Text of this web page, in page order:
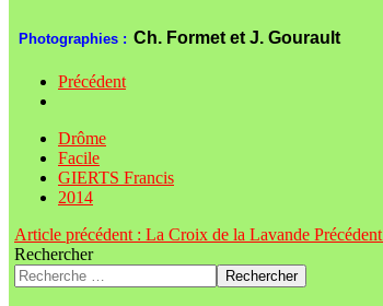
Photographies : Ch. Formet et J. Gourault
Précédent
Drôme
Facile
GIERTS Francis
2014
Article précédent : La Croix de la Lavande Précédent
Rechercher
Rechercher